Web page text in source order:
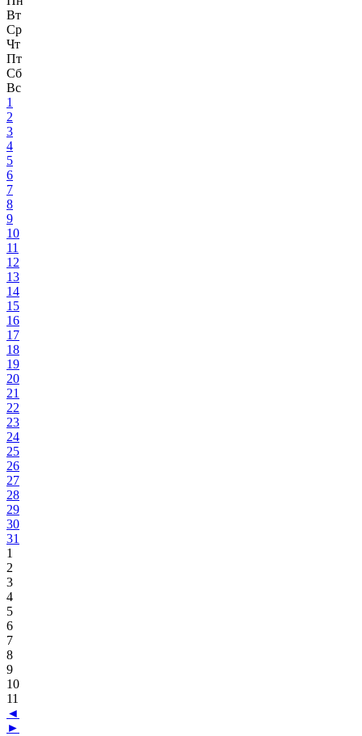
Вт
Ср
Чт
Пт
Сб
Вс
1
2
3
4
5
6
7
8
9
10
11
12
13
14
15
16
17
18
19
20
21
22
23
24
25
26
27
28
29
30
31
1
2
3
4
5
6
7
8
9
10
11
◄
►